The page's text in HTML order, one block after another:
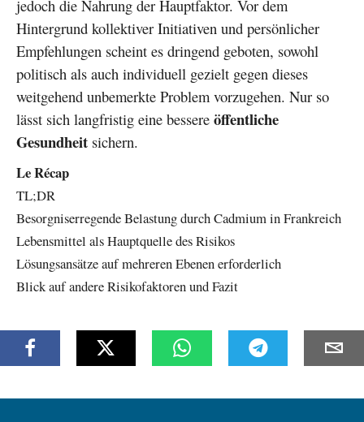
jedoch die Nahrung der Hauptfaktor. Vor dem
Hintergrund kollektiver Initiativen und persönlicher
Empfehlungen scheint es dringend geboten, sowohl
politisch als auch individuell gezielt gegen dieses
weitgehend unbemerkte Problem vorzugehen. Nur so
lässt sich langfristig eine bessere öffentliche
Gesundheit sichern.
Le Récap
TL;DR
Besorgniserregende Belastung durch Cadmium in Frankreich
Lebensmittel als Hauptquelle des Risikos
Lösungsansätze auf mehreren Ebenen erforderlich
Blick auf andere Risikofaktoren und Fazit